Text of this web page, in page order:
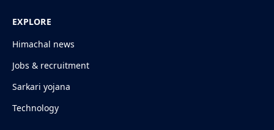
EXPLORE
Himachal news
Jobs & recruitment
Sarkari yojana
Technology